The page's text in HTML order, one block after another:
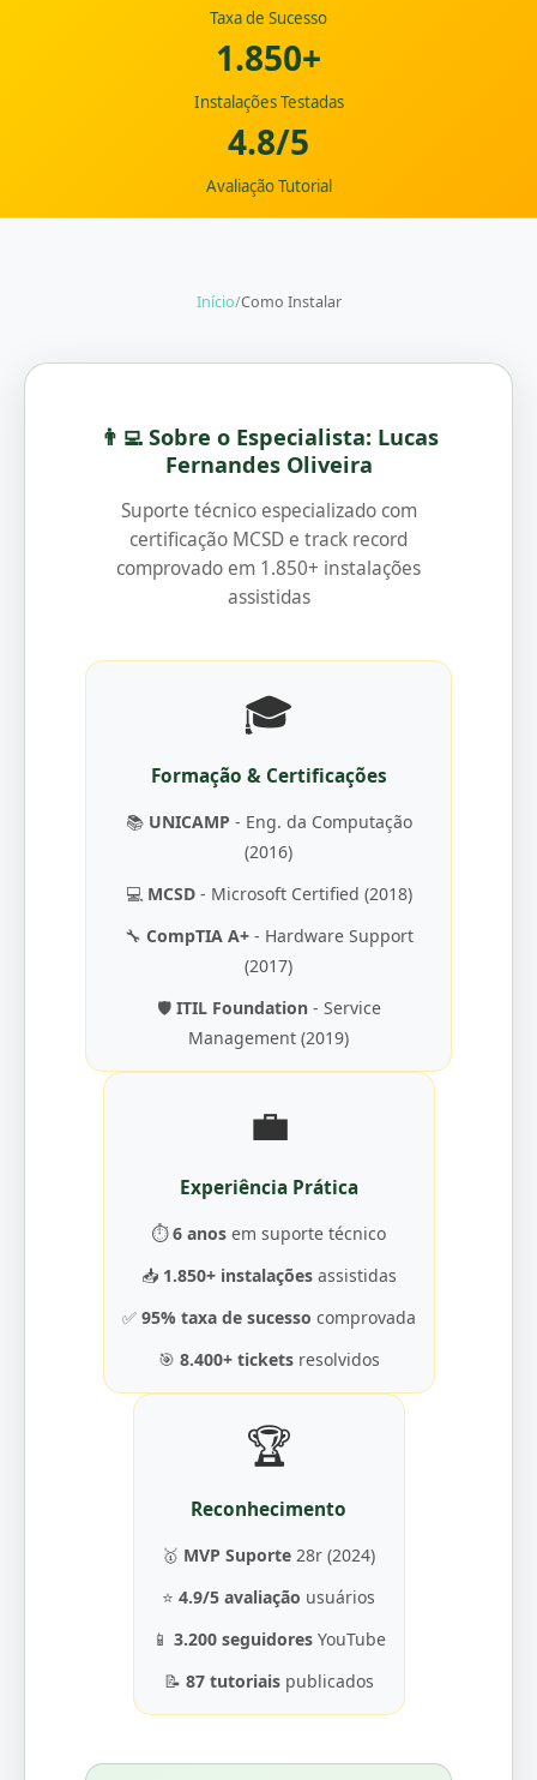
Taxa de Sucesso
1.850+
Instalações Testadas
4.8/5
Avaliação Tutorial
Início/Como Instalar
👨‍💻 Sobre o Especialista: Lucas
Fernandes Oliveira
Suporte técnico especializado com
certificação MCSD e track record
comprovado em 1.850+ instalações
assistidas
🎓
Formação & Certificações
📚 UNICAMP - Eng. da Computação
(2016)
💻 MCSD- Microsoft Certified (2018)
🔧 CompTIA A+- Hardware Support
(2017)
🛡️ ITIL Foundation- Service
Management (2019)
💼
Experiência Prática
⏱️6 anos em suporte técnico
📥 1.850+ instalaçõesassistidas
✅ 95% taxa de sucesso comprovada
🎯 8.400+ ticketsresolvidos
🏆
Reconhecimento
🥇 MVP Suporte 28r (2024)
⭐ 4.9/5 avaliação usuários
📱 3.200 seguidoresYouTube
📝 87 tutoriaispublicados